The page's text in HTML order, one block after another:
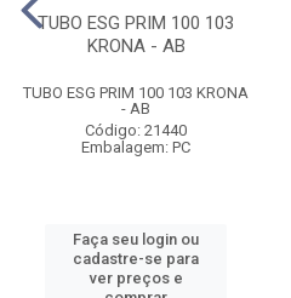
TUBO ESG PRIM 100 103
KRONA - AB
TUBO ESG PRIM 100 103 KRONA
- AB
Código: 21440
Embalagem: PC
Faça seu login ou
cadastre-se para
ver preços e